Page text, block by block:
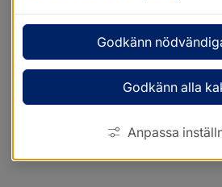
Godkänn
Godkänn alla
Anpassa